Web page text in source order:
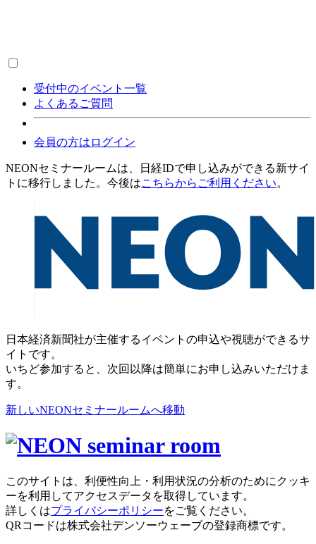
受付中のイベント一覧
よくあるご質問
会員の方はログイン
NEONセミナールームは、日経IDで申し込みができる新サイ
トに移行しました。今後はこちらからご利用ください。
日本経済新聞社が主催するイベントの申込や視聴ができるサ
イトです。
いちど参加すると、次回以降は簡単にお申し込みいただけま
す。
新しいNEONセミナールームへ移動
このサイトは、利便性向上・利用状況の分析のためにクッキ
ーを利用してアクセスデータを取得しています。
詳しくはプライバシーポリシーをご覧ください。
QRコードは株式会社デンソーウェーブの登録商標です。